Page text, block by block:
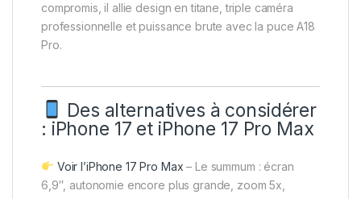
compromis, il allie design en titane, triple caméra
professionnelle et puissance brute avec la puce A18
Pro.
Des alternatives à considérer
: iPhone 17 et iPhone 17 Pro Max
Voir l’iPhone 17 Pro Max – Le summum : écran
6,9″, autonomie encore plus grande, zoom 5x,